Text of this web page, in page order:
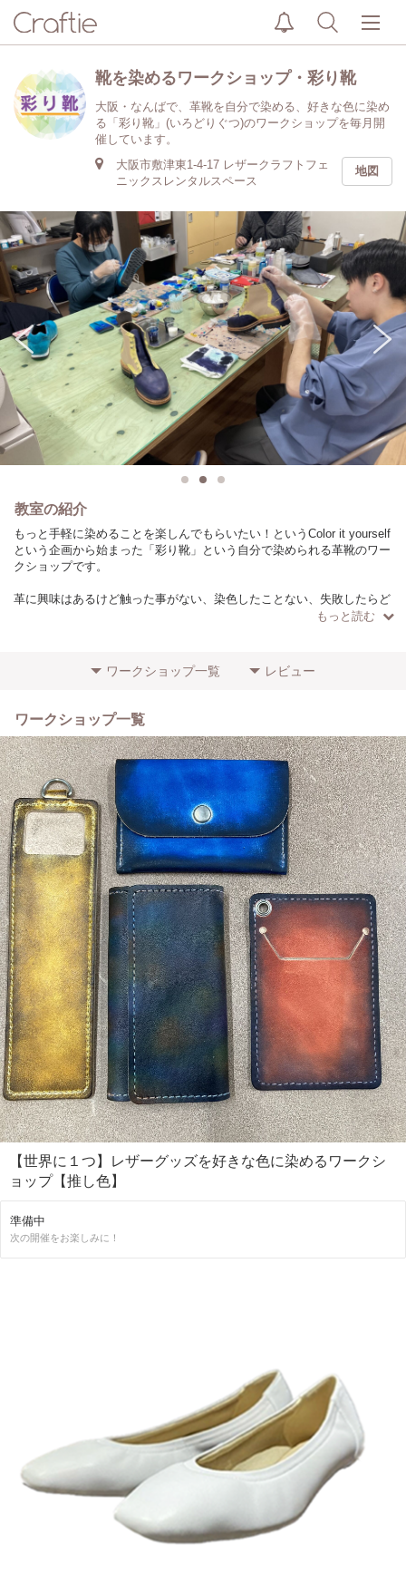
靴を染めるワークショップ・彩り靴
大阪・なんばで、革靴を自分で染める、好きな色に染め
る「彩り靴」(いろどりぐつ)のワークショップを毎月開
催しています。
大阪市敷津東1-4-17 レザークラフトフェ
ニックスレンタルスペース
地図
教室の紹介
もっと手軽に染めることを楽しんでもらいたい！というColor it yourself
という企画から始まった「彩り靴」という自分で染められる革靴のワー
クショップです。
革に興味はあるけど触った事がない、染色したことない、失敗したらど
うしよう、という方にも安心して染めていただけるように経験豊富な講
もすぐに聞けちゃいます。
地下鉄大国町駅から徒歩10分
レザークラフトショップのレンタルスペースで行います。
【ワークショップの流れ】
Step1 事前に靴のイラストに色を塗ります。これを元に講師が色や塗り
方を考えます。
Step2 当日は、練習用の革でまず革の染め方をレクチャー、色作りや塗
り方を講師がお伝えしますので、「これだ！」と思う色になれば本番開
始！
Step3 靴を好きな色に染めて完成！仕上げにトップコートを塗れば、世
界に1足のオリジナルシューズの出来上がりです、その日に履いて帰れ
ます☺︎
大阪では毎月ワークショップを開催しております！
イベントで名古屋や東京に行く機会もありますので、遠方の方もぜひご
相談ください( ´ ▽ ` )ﾉ
もっと読む
ワークショップ一覧 レビュー
ワークショップ一覧
【世界に１つ】レザーグッズを好きな色に染めるワークシ
ョップ【推し色】
準備中
次の開催をお楽しみに！